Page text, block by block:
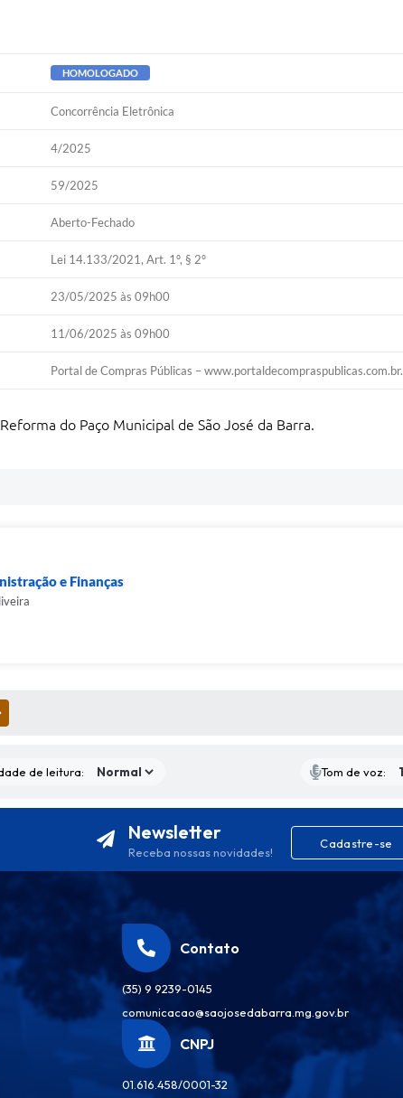
HOMOLOGADO
Concorrência Eletrônica
4/2025
59/2025
Aberto-Fechado
Lei 14.133/2021, Art. 1º, § 2º
23/05/2025 às 09h00
11/06/2025 às 09h00
Portal de Compras Públicas – www.portaldecompraspublicas.com.br.
do Paço Municipal de São José da Barra.
e Finanças
de leitura: Tom de voz:
Newsletter
Receba nossas novidades!
Cadastre-se
Contato
(35) 9 9239-0145
comunicacao@saojosedabarra.mg.gov.br
CNPJ
01.616.458/0001-32